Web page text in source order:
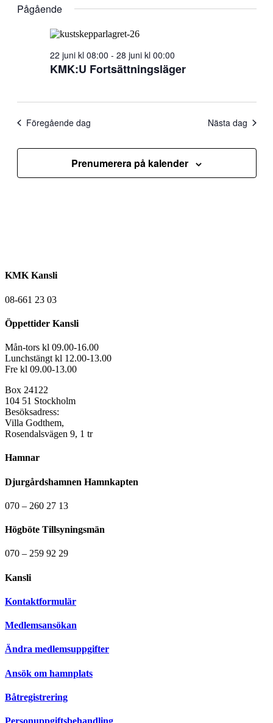
2026-
and
datum.
Pågående
KMK:U Fortsättningsläger
22 juni kl 08:00 - 28 juni kl 00:00
Föregående dag Nästa dag
Prenumerera på kalender
KMK Kansli
08-661 23 03
Öppettider Kansli
Mån-tors kl 09.00-16.00
Lunchstängt kl 12.00-13.00
Fre kl 09.00-13.00
Box 24122
104 51 Stockholm
Besöksadress:
Villa Godthem,
Rosendalsvägen 9, 1 tr
Hamnar
Djurgårdshamnen Hamnkapten
070 – 260 27 13
Högböte Tillsyningsmän
070 – 259 92 29
Kansli
Kontaktformulär
Medlemsansökan
Ändra medlemsuppgifter
Ansök om hamnplats
Båtregistrering